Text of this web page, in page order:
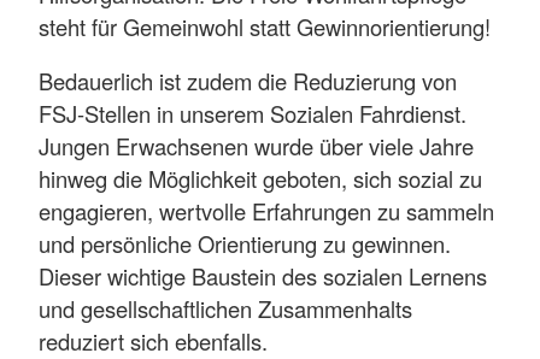
steht für Gemeinwohl statt Gewinnorientierung!
Bedauerlich ist zudem die Reduzierung von
FSJ-Stellen in unserem Sozialen Fahrdienst.
Jungen Erwachsenen wurde über viele Jahre
hinweg die Möglichkeit geboten, sich sozial zu
engagieren, wertvolle Erfahrungen zu sammeln
und persönliche Orientierung zu gewinnen.
Dieser wichtige Baustein des sozialen Lernens
und gesellschaftlichen Zusammenhalts
reduziert sich ebenfalls.